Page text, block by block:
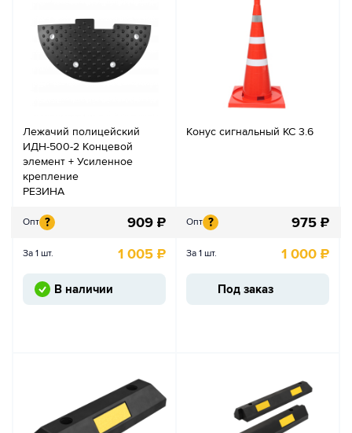
Лежачий полицейский
ИДН-500-2 Концевой
элемент + Усиленное
крепление
РЕЗИНА
Опт ? 909 ₽
За 1 шт. 1 005 ₽
В наличии
Конус сигнальный КС 3.6
Опт ? 975 ₽
За 1 шт. 1 000 ₽
Под заказ